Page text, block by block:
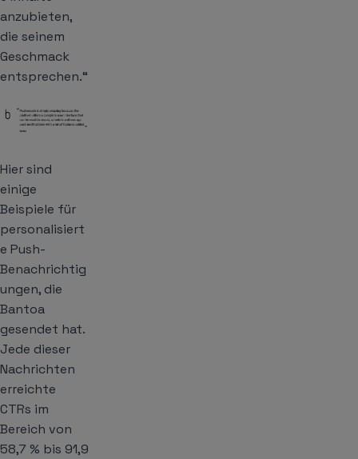
anzubieten,
die seinem
Geschmack
entsprechen.“
Hier sind
einige
Beispiele für
personalisiert
e Push-
Benachrichtig
ungen, die
Bantoa
gesendet hat.
Jede dieser
Nachrichten
erreichte
CTRs im
Bereich von
58,7 % bis 91,9